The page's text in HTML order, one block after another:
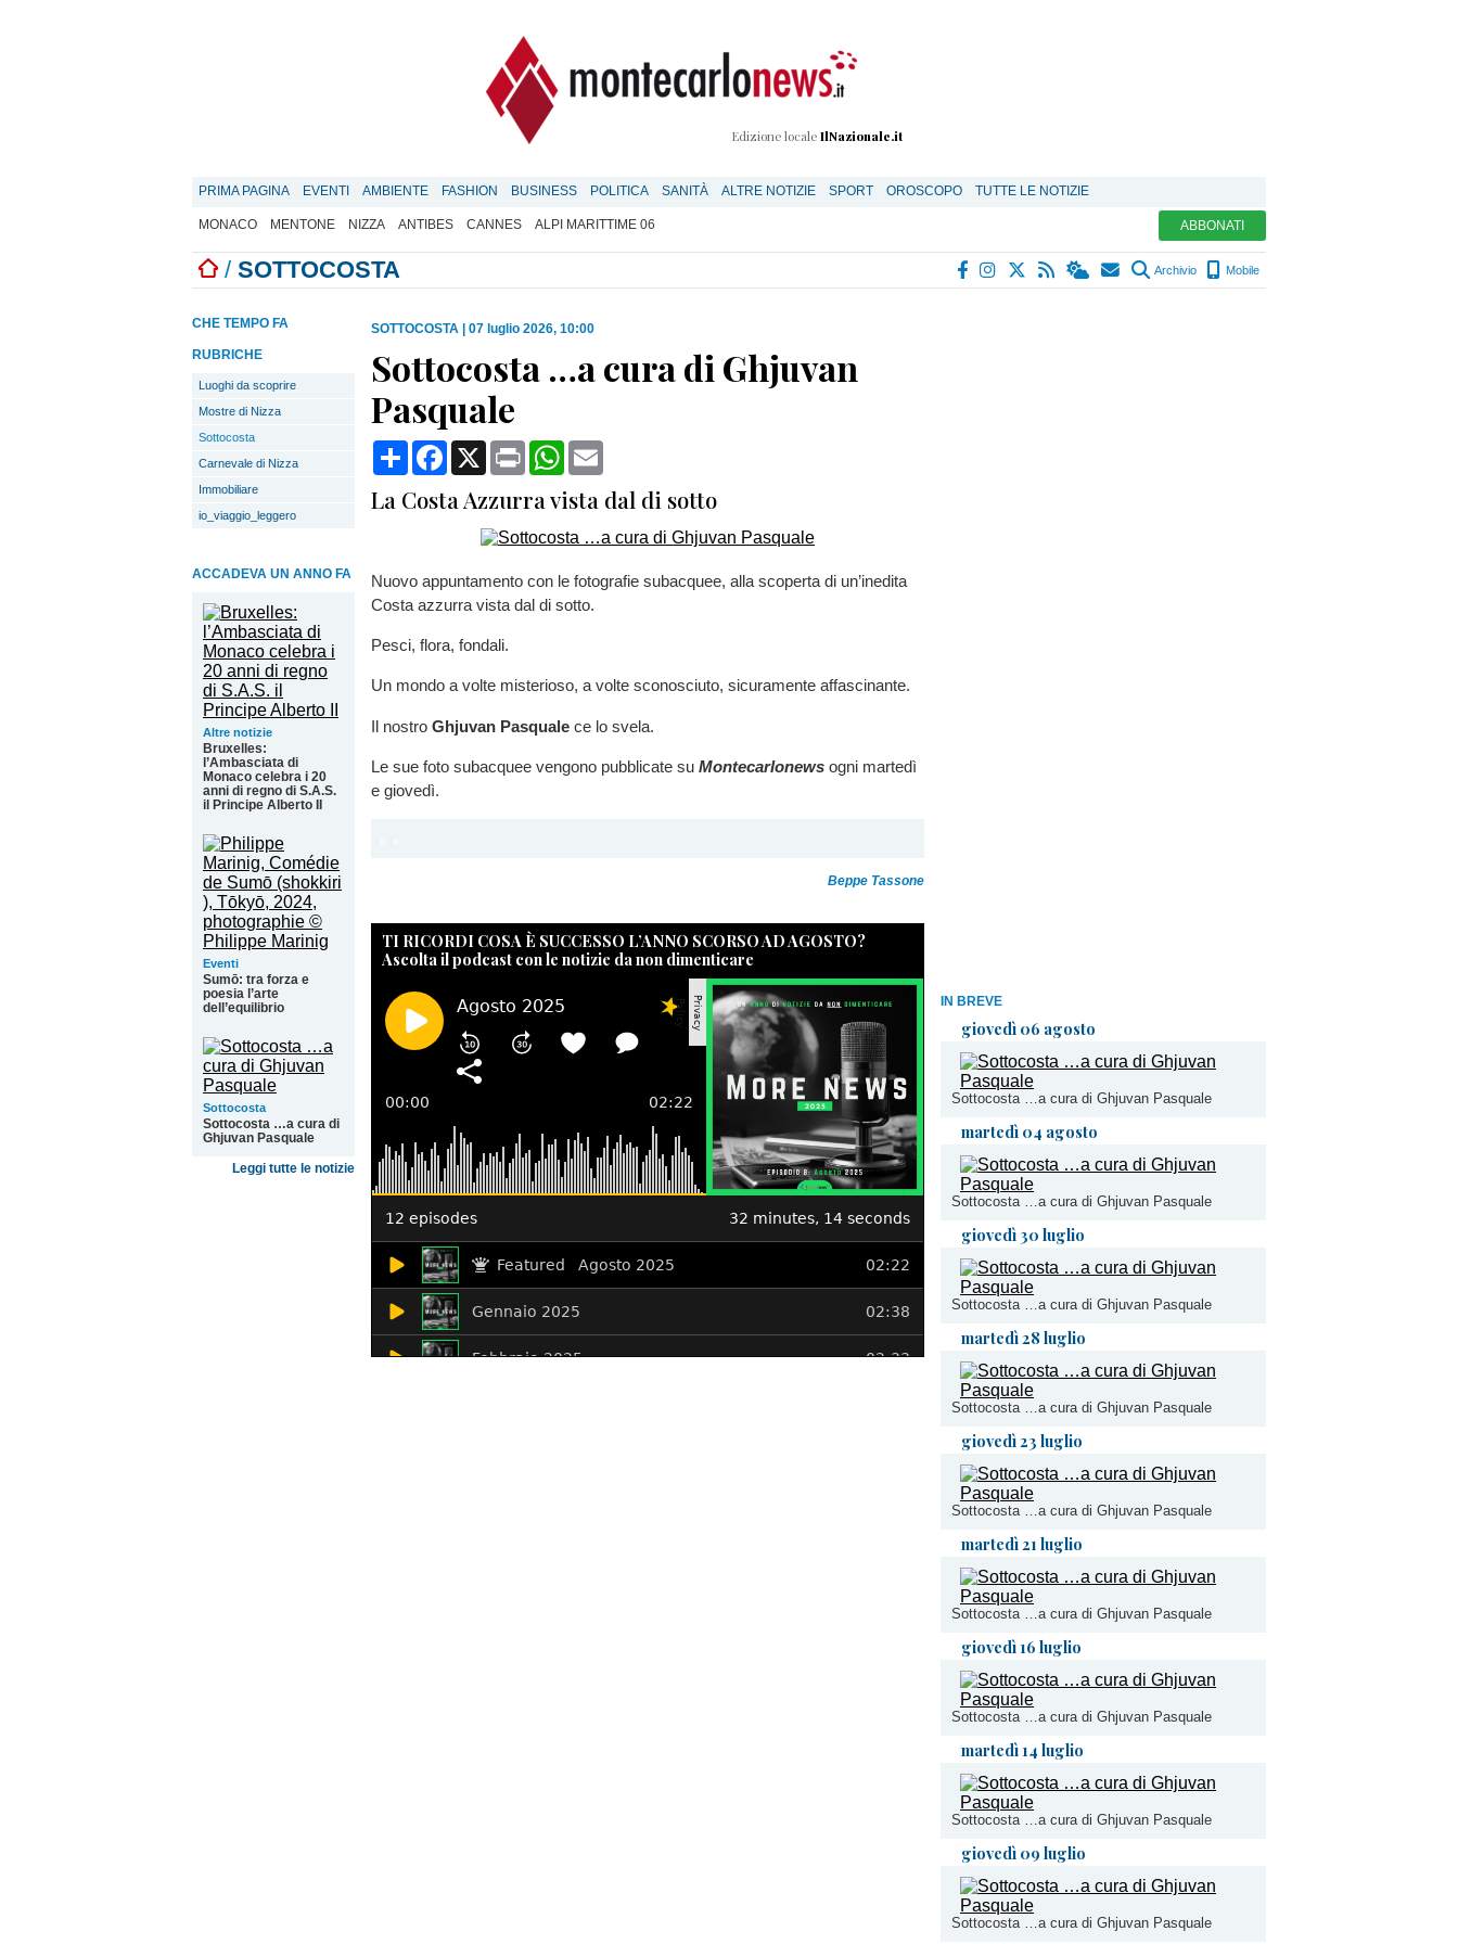
Edizione locale IlNazionale.it
PRIMA PAGINA EVENTI AMBIENTE FASHION BUSINESS POLITICA SANITÀ ALTRE NOTIZIE SPORT OROSCOPO TUTTE LE NOTIZIE
MONACO MENTONE NIZZA ANTIBES CANNES ALPI MARITTIME 06 ABBONATI
/ SOTTOCOSTA Archivio Mobile
IN BREVE
giovedì 06 agosto
Sottocosta …a cura di Ghjuvan Pasquale
martedì 04 agosto
Sottocosta …a cura di Ghjuvan Pasquale
giovedì 30 luglio
Sottocosta …a cura di Ghjuvan Pasquale
martedì 28 luglio
Sottocosta …a cura di Ghjuvan Pasquale
giovedì 23 luglio
Sottocosta …a cura di Ghjuvan Pasquale
martedì 21 luglio
Sottocosta …a cura di Ghjuvan Pasquale
giovedì 16 luglio
Sottocosta …a cura di Ghjuvan Pasquale
martedì 14 luglio
Sottocosta …a cura di Ghjuvan Pasquale
giovedì 09 luglio
Sottocosta …a cura di Ghjuvan Pasquale
CHE TEMPO FA
RUBRICHE
Luoghi da scoprire
Mostre di Nizza
Sottocosta
Carnevale di Nizza
Immobiliare
io_viaggio_leggero
ACCADEVA UN ANNO FA
Altre notizie
Bruxelles:
l’Ambasciata di
Monaco celebra i 20
anni di regno di S.A.S.
il Principe Alberto II
Eventi
Sumō: tra forza e
poesia l’arte
dell’equilibrio
Sottocosta
Sottocosta …a cura di
Ghjuvan Pasquale
Leggi tutte le notizie
SOTTOCOSTA 07 luglio 2026, 10:00
Sottocosta …a cura di Ghjuvan
Pasquale
CondividiFacebook
X Print WhatsApp
La Costa Azzurra vista dal di sotto
Nuovo appuntamento con le fotografie subacquee, alla scoperta di un’inedita
Costa azzurra vista dal di sotto.
Pesci, flora, fondali.
Un mondo a volte misterioso, a volte sconosciuto, sicuramente affascinante.
Il nostro Ghjuvan Pasquale ce lo svela.
Le sue foto subacquee vengono pubblicate su Montecarlonews ogni martedì
e giovedì.
Beppe Tassone
TI RICORDI COSA È SUCCESSO L’ANNO SCORSO AD AGOSTO?
Ascolta il podcast con le notizie da non dimenticare